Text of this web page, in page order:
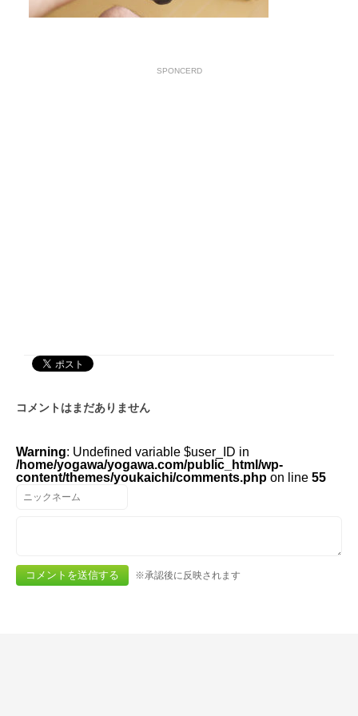
SPONCERD
コメントはまだありません
Warning: Undefined variable $user_ID in
/home/yogawa/yogawa.com/public_html/wp-
content/themes/youkaichi/comments.php on line 55
※承認後に反映されます